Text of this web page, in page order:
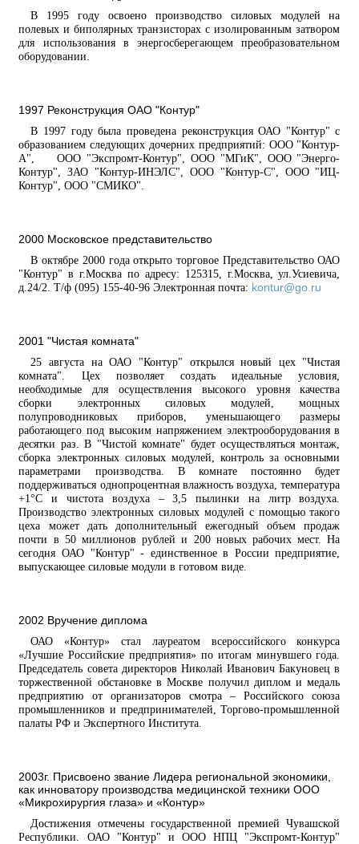
В 1995 году освоено производство силовых модулей на
полевых и биполярных транзисторах с изолированным затвором
для использования в энергосберегающем преобразовательном
оборудовании.
1997 Реконструкция ОАО "Контур"
В 1997 году была проведена реконструкция ОАО "Контур" с
образованием следующих дочерних предприятий: ООО "Контур-
А", ООО "Экспромт-Контур", ООО "МГиК", ООО "Энерго-
Контур", ЗАО "Контур-ИНЭЛС", ООО "Контур-С", ООО "ИЦ-
Контур", ООО "СМИКО".
2000 Московское представительство
В октябре 2000 года открыто торговое Представительство ОАО
"Контур" в г.Москва по адресу: 125315, г.Москва, ул.Усиевича,
д.24/2. Т/ф (095) 155-40-96 Электронная почта: kontur@go.ru
2001 "Чистая комната"
25 августа на ОАО "Контур" открылся новый цех "Чистая
комната". Цех позволяет создать идеальные условия,
необходимые для осуществления высокого уровня качества
сборки электронных силовых модулей, мощных
полупроводниковых приборов, уменьшающего размеры
работающего под высоким напряжением электрооборудования в
десятки раз. В "Чистой комнате" будет осуществляться монтаж,
сборка электронных силовых модулей, контроль за основными
параметрами производства. В комнате постоянно будет
поддерживаться однопроцентная влажность воздуха, температура
+1°С и чистота воздуха – 3,5 пылинки на литр воздуха.
Производство электронных силовых модулей с помощью такого
цеха может дать дополнительный ежегодный объем продаж
почти в 50 миллионов рублей и 200 новых рабочих мест. На
сегодня ОАО "Контур" - единственное в России предприятие,
выпускающее силовые модули в готовом виде.
2002 Вручение диплома
ОАО «Контур» стал лауреатом всероссийского конкурса
«Лучшие Российские предприятия» по итогам минувшего года.
Председатель совета директоров Николай Иванович Бакуновец в
торжественной обстановке в Москве получил диплом и медаль
предприятию от организаторов смотра – Российского союза
промышленников и предпринимателей, Торгово-промышленной
палаты РФ и Экспертного Института.
2003г. Присвоено звание Лидера региональной экономики,
как инноватору производства медицинской техники ООО
«Микрохирургия глаза» и «Контур»
Достижения отмечены государственной премией Чувашской
Республики. ОАО "Контур" и ООО НПЦ "Экспромт-Контур"